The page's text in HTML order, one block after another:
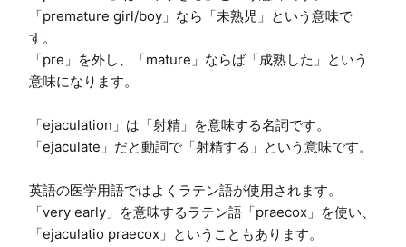
「premature girl/boy」なら「未熟児」という意味で
す。
「pre」を外し、「mature」ならば「成熟した」という
意味になります。
「ejaculation」は「射精」を意味する名詞です。
「ejaculate」だと動詞で「射精する」という意味です。
英語の医学用語ではよくラテン語が使用されます。
「very early」を意味するラテン語「praecox」を使い、
「ejaculatio praecox」ということもあります。